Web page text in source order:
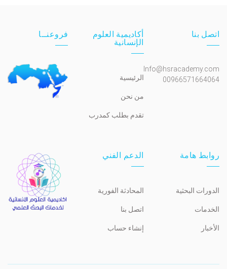
اتصل بنا
Info@hsracademy.com
00966571664064
أكاديمية العلوم
الإنسانية
الرئيسية
من نحن
تقدم بطلب كمدرب
فروعنــا
روابط هامة
الدورات البحثية
الخدمات
الأخبار
الدعم الفني
المحادثة الفورية
اتصل بنا
إنشاء حساب